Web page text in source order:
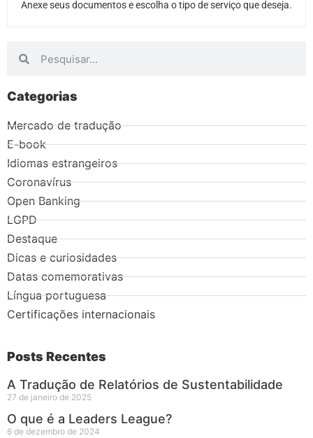
Anexe seus documentos e escolha o tipo de serviço que deseja.
Categorias
Mercado de tradução
E-book
Idiomas estrangeiros
Coronavírus
Open Banking
LGPD
Destaque
Dicas e curiosidades
Datas comemorativas
Língua portuguesa
Certificações internacionais
Posts Recentes
A Tradução de Relatórios de Sustentabilidade
27 de janeiro de 2025
O que é a Leaders League?
6 de dezembro de 2024